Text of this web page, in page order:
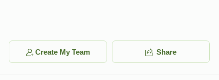
Create My Team Share